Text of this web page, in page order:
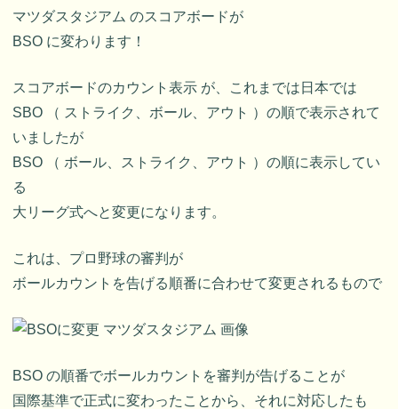
マツダスタジアム のスコアボードが
BSO に変わります！
スコアボードのカウント表示 が、これまでは日本では
SBO （ ストライク、ボール、アウト ）の順で表示されて
いましたが
BSO （ ボール、ストライク、アウト ）の順に表示してい
る
大リーグ式へと変更になります。
これは、プロ野球の審判が
ボールカウントを告げる順番に合わせて変更されるもので
BSO の順番でボールカウントを審判が告げることが
国際基準で正式に変わったことから、それに対応したも